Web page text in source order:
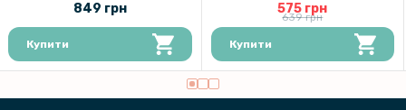
849 грн
Купити
575 грн
639 грн
Купити